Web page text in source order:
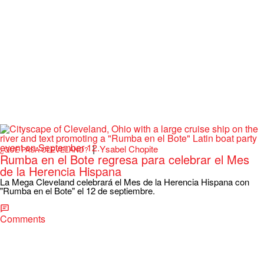
¿QUÉ PASA CLEVELAND? |Ysabel Chopite
Rumba en el Bote regresa para celebrar el Mes
de la Herencia Hispana
La Mega Cleveland celebrará el Mes de la Herencia Hispana con
"Rumba en el Bote" el 12 de septiembre.
Comments